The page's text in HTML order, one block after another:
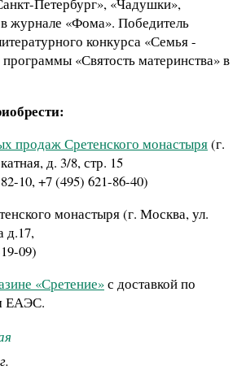
Петербург», «Чадушки»,
журнале «Фома». Победитель
конкурса «Семья -
программы «Святость материнства» в
продаж Сретенского монастыря(г.
д. 3/8, стр. 15
10, +7 (495) 621-86-40)
монастыря (г. Москва, ул.
д.17,
09)
«Сретение»с доставкой по
ЕАЭС.